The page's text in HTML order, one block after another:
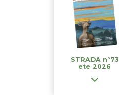
STRADA n°73
ete 2026